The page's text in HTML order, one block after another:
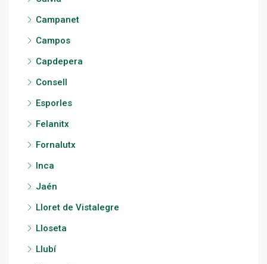
Campanet
Campos
Capdepera
Consell
Esporles
Felanitx
Fornalutx
Inca
Jaén
Lloret de Vistalegre
Lloseta
Llubí